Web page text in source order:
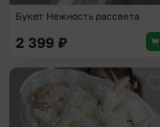
Букет Нежность рассвета
2 399 ₽